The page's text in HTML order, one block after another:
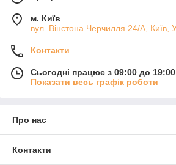
м. Київ
вул. Вінстона Черчилля 24/А, Київ,
Контакти
Сьогодні працює з 09:00 до 19:00
Показати весь графік роботи
Про нас
Контакти